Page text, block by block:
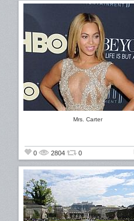
Mrs. Carter
0 2804 0